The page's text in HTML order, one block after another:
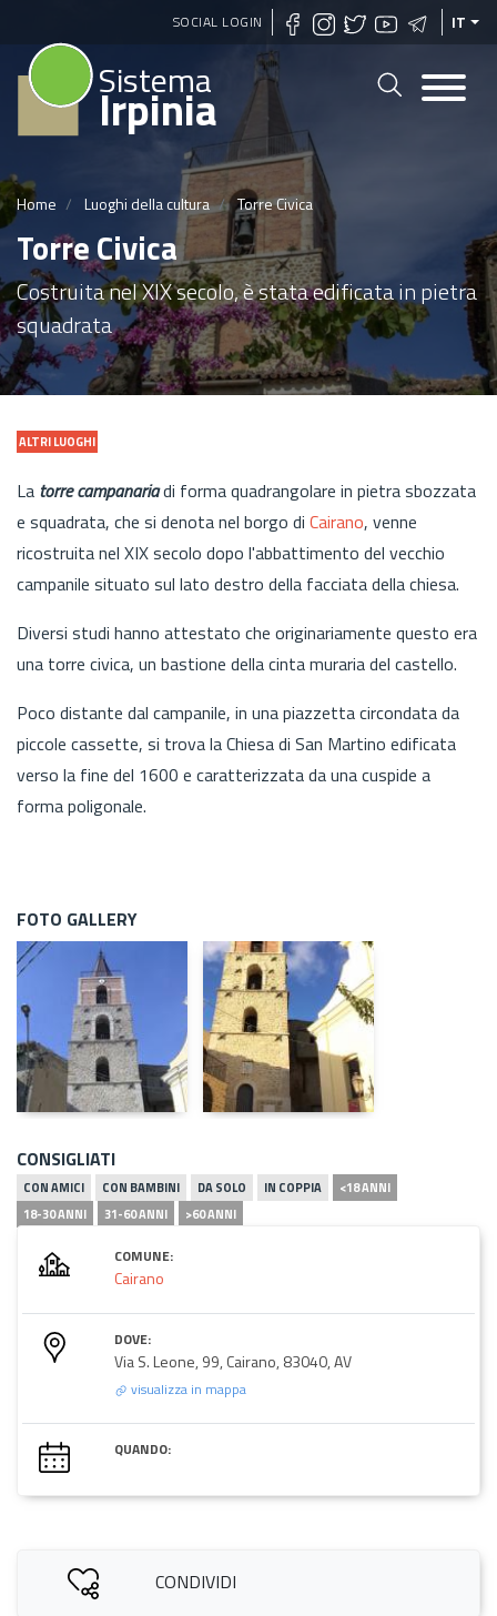
Salta
contenuto
principale
SOCIAL LOGIN IT
Sistema
Irpinia
Home Luoghi della cultura Torre Civica
Torre Civica
Costruita nel XIX secolo, è stata edificata in pietra
squadrata
ALTRI LUOGHI
La torre campanariadi forma quadrangolare in pietra sbozzata
e squadrata, che si denota nel borgo di Cairano, venne
ricostruita nel XIX secolo dopo l'abbattimento del vecchio
campanile situato sul lato destro della facciata della chiesa.
Diversi studi hanno attestato che originariamente questo era
una torre civica, un bastione della cinta muraria del castello.
Poco distante dal campanile, in una piazzetta circondata da
piccole cassette, si trova la Chiesa di San Martino edificata
verso la fine del 1600 e caratterizzata da una cuspide a
forma poligonale.
FOTO GALLERY
CONSIGLIATI
CON AMICI CON BAMBINI DA SOLO IN COPPIA
<18 ANNI
18-30 ANNI
31-60 ANNI >60 ANNI
COMUNE:
Cairano
DOVE:
Via S. Leone, 99, Cairano, 83040, AV
visualizza in mappa
QUANDO:
CONDIVIDI